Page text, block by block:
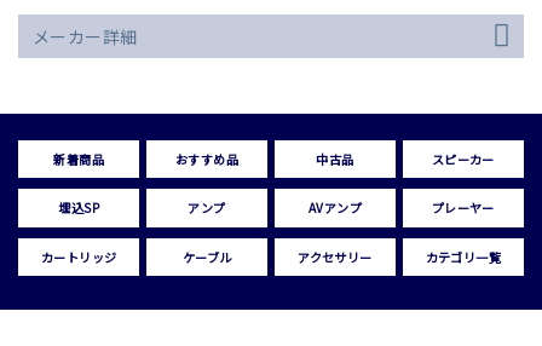
メーカー詳細
新着商品 おすすめ品 中古品 スピーカー
埋込SP アンプ AVアンプ プレーヤー
カートリッジ ケーブル アクセサリー カテゴリ一覧